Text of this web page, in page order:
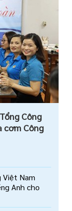
Công
cơm Công
Việt Nam
Anh cho